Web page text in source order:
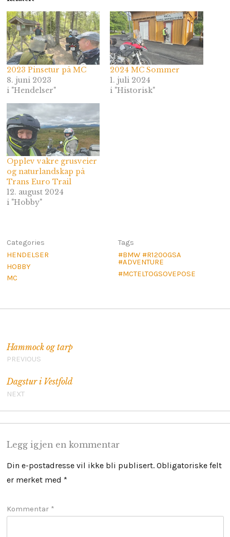
2023 Pinsetur på MC
8. juni 2023
i "Hendelser"
2024 MC Sommer
1. juli 2024
i "Historisk"
Opplev vakre grusveier
og naturlandskap på
Trans Euro Trail
12. august 2024
i "Hobby"
Categories
HENDELSER
HOBBY
MC
Tags
#BMW #R1200GSA
#ADVENTURE
#MCTELTOGSOVEPOSE
Hammock og tarp
PREVIOUS
Dagstur i Vestfold
NEXT
Legg igjen en kommentar
Din e-postadresse vil ikke bli publisert. Obligatoriske felt
er merket med *
Kommentar *